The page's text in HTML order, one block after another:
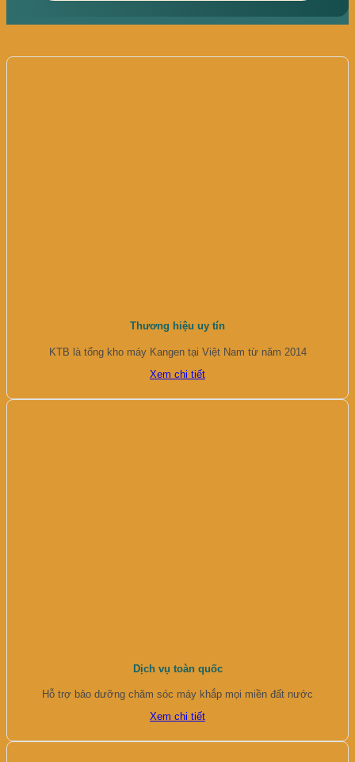
Thương hiệu uy tín
KTB là tổng kho máy Kangen tại Việt Nam từ năm 2014
Xem chi tiết
Dịch vụ toàn quốc
Hỗ trợ bảo dưỡng chăm sóc máy khắp mọi miền đất nước
Xem chi tiết